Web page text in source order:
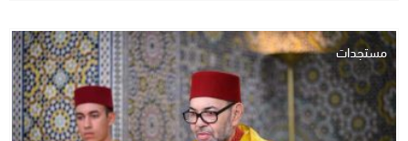
مستجدات